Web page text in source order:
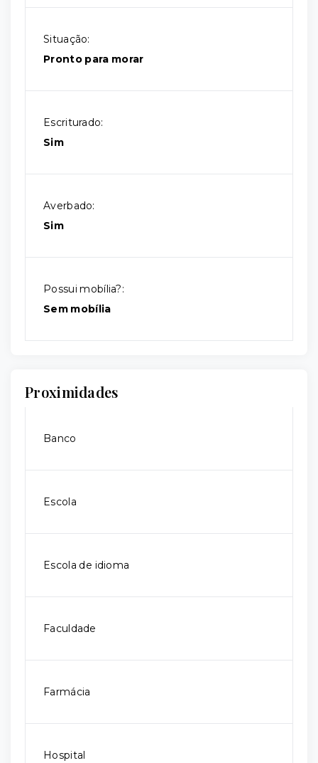
Situação:
Pronto para morar
Escriturado:
Sim
Averbado:
Sim
Possui mobília?:
Sem mobília
Proximidades
Banco
Escola
Escola de idioma
Faculdade
Farmácia
Hospital